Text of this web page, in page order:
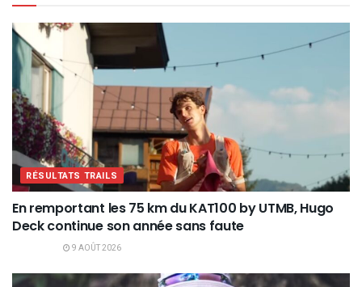
RÉSULTATS TRAILS
En remportant les 75 km du KAT100 by UTMB, Hugo
Deck continue son année sans faute
9 AOÛT 2026